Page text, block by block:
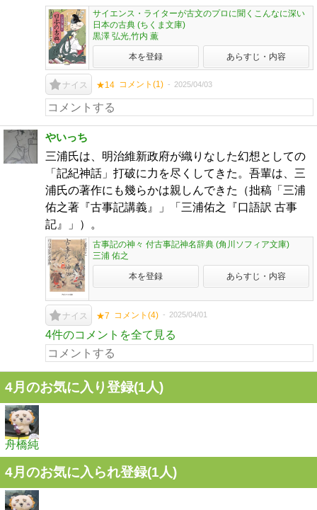
サイエンス・ライターが古文のプロに聞くこんなに深い
日本の古典 (ちくま文庫)
黒澤 弘光,竹内 薫
本を登録 あらすじ・内容
ナイス ★14 コメント(1) 2025/04/03
やいっち
三浦氏は、明治維新政府が織りなした幻想としての
「記紀神話」打破に力を尽くしてきた。吾輩は、三
浦氏の著作にも幾らかは親しんできた（拙稿「三浦
佑之著『古事記講義』」「三浦佑之『口語訳 古事
記』」）。
古事記の神々 付古事記神名辞典 (角川ソフィア文庫)
三浦 佑之
本を登録 あらすじ・内容
ナイス ★7 コメント(4) 2025/04/01
4件のコメントを全て見る
4月のお気に入り登録(1人)
舟橋純
4月のお気に入られ登録(1人)